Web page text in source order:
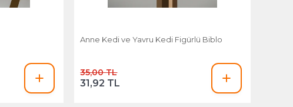
Anne Kedi ve Yavru Kedi Figürlü Biblo
35,00 TL
31,92 TL